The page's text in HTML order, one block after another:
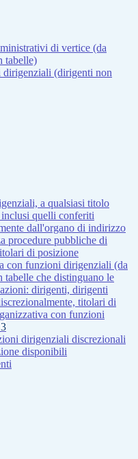
di vertice (da
tabelle)
(dirigenti non
a qualsiasi titolo
quelli conferiti
dall'organo di indirizzo
procedure pubbliche di
di posizione
con funzioni dirigenziali (da
tabelle che distinguano le
dirigenti, dirigenti
titolari di
con funzioni
3
dirigenziali discrezionali
disponibili